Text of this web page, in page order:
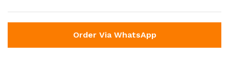
Order Via WhatsApp